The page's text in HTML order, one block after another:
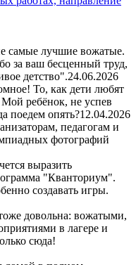
самые лучшие вожатые.
за ваш бесценный труд,
детство".24.06.2026
То, как дети любят
ребёнок, не успев
поедем опять?12.04.2026
педагогам и
фотографий
выразить
"Кванториум".
создавать игры.
довольна: вожатыми,
в лагере и
сюда!